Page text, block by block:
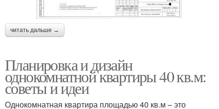
читать дальше →
Планировка и дизайн
однокомнатной квартиры 40 кв.м:
советы и идеи
Однокомнатная квартира площадью 40 кв.м – это